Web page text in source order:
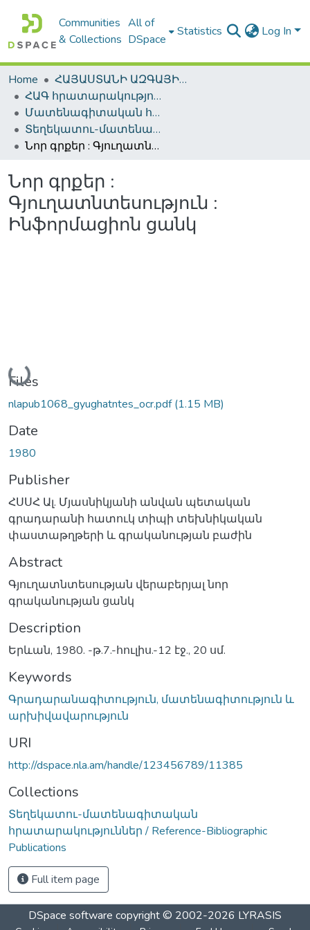
Communities
& Collections
All of
DSpace
Statistics Log In
Home
ՀԱՅԱՍՏԱՆԻ ԱԶԳԱՅԻՆ ԳՐԱԴԱՐԱՆԻ ԹՎԱՅԻՆ ՊԱՀՈՑ / DIGITAL REPOSITORY OF NLA
ՀԱԳ հրատարակություններ / NLA Publications
Մատենագիտական հրատարակություններ / Bibliographic publications
Տեղեկատու-մատենագիտական հրատարակություններ / Reference-Bibliographic Publications
Նոր գրքեր : Գյուղատնտեսություն : Ինֆորմացիոն ցանկ
Նոր գրքեր :
Գյուղատնտեսություն :
Ինֆորմացիոն ցանկ
Loading...
Files
nlapub1068_gyughatntes_ocr.pdf(1.15 MB)
Date
1980
Publisher
ՀՍՍՀ Ալ. Մյասնիկյանի անվան պետական
գրադարանի հատուկ տիպի տեխնիկական
փաստաթղթերի և գրականության բաժին
Abstract
Գյուղատնտեսության վերաբերյալ նոր
գրականության ցանկ
Description
Երևան, 1980. -թ.7.-հուլիս.-12 էջ., 20 սմ.
Keywords
Գրադարանագիտություն, մատենագիտություն և
արխիվավարություն
URI
http://dspace.nla.am/handle/123456789/11385
Collections
Տեղեկատու-մատենագիտական
հրատարակություններ / Reference-Bibliographic
Publications
Full item page
DSpace software copyright © 2002-2026 LYRASIS